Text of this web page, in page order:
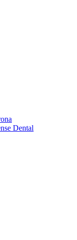
Dental